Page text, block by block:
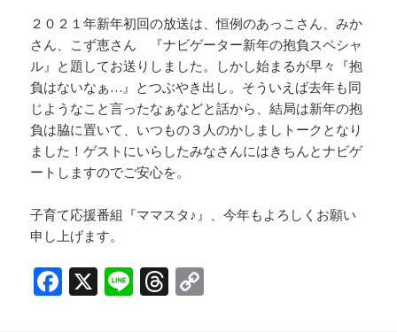
２０２１年新年初回の放送は、恒例のあっこさん、みか
さん、こず恵さん 『ナビゲーター新年の抱負スペシャ
ル』と題してお送りしました。しかし始まるが早々『抱
負はないなぁ…』とつぶやき出し。そういえば去年も同
じようなこと言ったなぁなどと話から、結局は新年の抱
負は脇に置いて、いつもの３人のかしましトークとなり
ました！ゲストにいらしたみなさんにはきちんとナビゲ
ートしますのでご安心を。
子育て応援番組『ママスタ♪』、今年もよろしくお願い
申し上げます。
F X Li T